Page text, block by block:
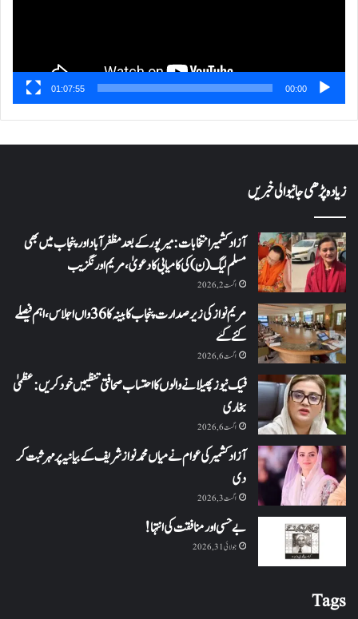
00:00
01:07:55
زیادہ پڑھی جانیوالی خبریں
آزاد کشمیر انتخابات: میرپور کے بعد مظفرآباد اور پنجاب میں بھی
مسلم لیگ (ن) کی کامیابی کا دعویٰ، مریم اورنگزیب
اگست 2, 2026
مریم نواز کی زیر صدارت پنجاب کابینہ کا 36واں اجلاس،اہم فیصلے
کئے گئے
اگست 6, 2026
فیک نیوز پھیلانے والوں کا احتساب صحافتی تنظیمیں خود کریں: عظمیٰ
بخاری
اگست 6, 2026
آزاد کشمیر کی عوام نے میاں محمد نواز شریف کے بیانیہ پر مہر ثبت کر
دی
اگست 3, 2026
بے حسی اور منافقت کی انتہا !
جولائی 31, 2026
Tags